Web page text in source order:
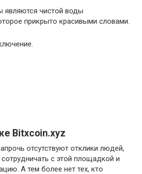
являются чистой воды
прикрыто красивыми словами.
Bitxcoin.xyz
отсутствуют отклики людей,
с этой площадкой и
А тем более нет тех, кто